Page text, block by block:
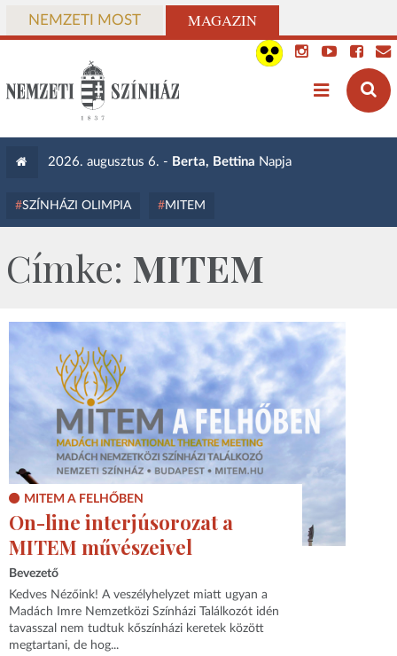
NEMZETI MOST MAGAZIN
2026. augusztus 6. - Berta, Bettina Napja
SZÍNHÁZI OLIMPIA MITEM
Címke: MITEM
MITEM A FELHŐBEN
On-line interjúsorozat a
MITEM művészeivel
Bevezető
Kedves Nézőink! A veszélyhelyzet miatt ugyan a
Madách Imre Nemzetközi Színházi Találkozót idén
tavasszal nem tudtuk kőszínházi keretek között
megtartani, de hog...